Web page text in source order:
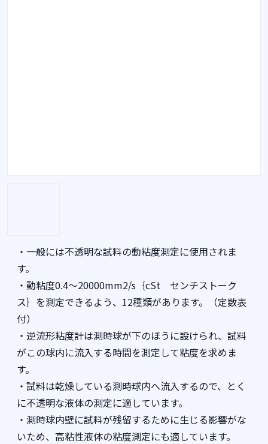
・一般には不透明な試料の動粘度測定に使用されま
す。
・動粘度0.4～20000mm2/s｛cSt センチストーク
ス｝を測定できるよう、12種類があります。（定数表
付）
・逆流形粘度計は測時球が下のほうに設けられ、試料
がこの球内に流入する時間を測定して粘度を求めま
す。
・試料は乾燥している測時球内へ流入するので、とく
に不透明な液体の測定に適しています。
・測時球内壁に試料が残留するために生じる影響がな
いため、高粘性液体の粘度測定にも適しています。